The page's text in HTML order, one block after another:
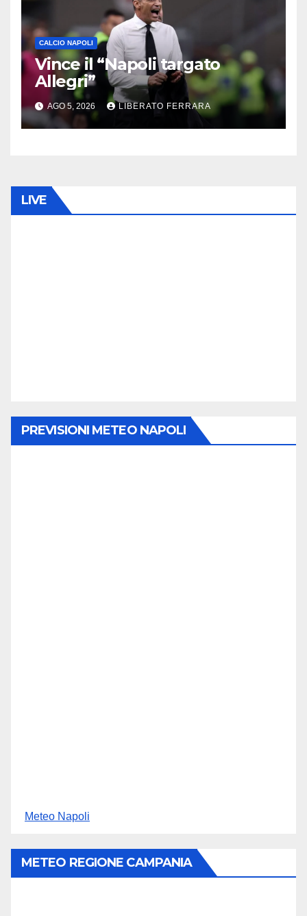
CALCIO NAPOLI
Vince il “Napoli targato
Allegri”
AGO 5, 2026 LIBERATO FERRARA
LIVE
PREVISIONI METEO NAPOLI
Meteo Napoli
METEO REGIONE CAMPANIA